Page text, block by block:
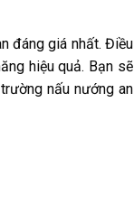
đáng giá nhất. Điều
hiệu quả. Bạn sẽ
nấu nướng an